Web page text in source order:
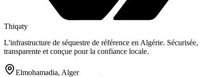
Thiqaty
L'infrastructure de séquestre de référence en Algérie. Sécurisée,
transparente et conçue pour la confiance locale.
Elmohamadia, Alger